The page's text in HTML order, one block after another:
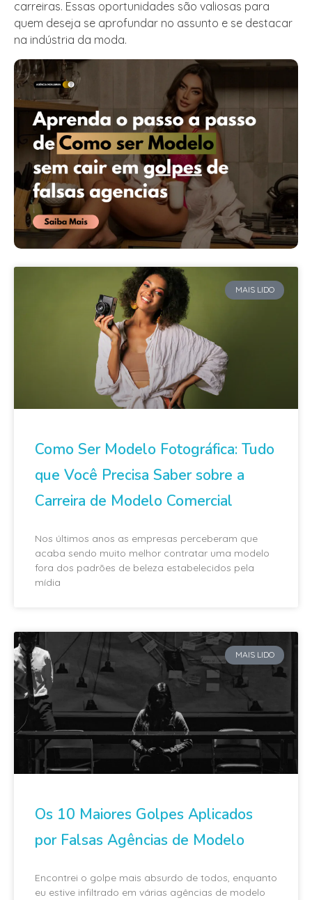
carreiras. Essas oportunidades são valiosas para
quem deseja se aprofundar no assunto e se destacar
na indústria da moda.
MAIS LIDO
Como Ser Modelo Fotográfica: Tudo
que Você Precisa Saber sobre a
Carreira de Modelo Comercial
Nos últimos anos as empresas perceberam que
acaba sendo muito melhor contratar uma modelo
fora dos padrões de beleza estabelecidos pela
mídia
MAIS LIDO
Os 10 Maiores Golpes Aplicados
por Falsas Agências de Modelo
Encontrei o golpe mais absurdo de todos, enquanto
eu estive infiltrado em várias agências de modelo